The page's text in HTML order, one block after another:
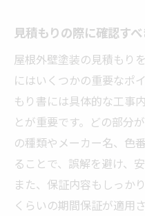
見積もりの際に確認す
屋根外壁塗装の見積もり
にはいくつかの重要なポ
もり書には具体的な工事
とが重要です。どの部分
の種類やメーカー名、色
ることで、誤解を避け、
また、保証内容もしっか
くらいの期間保証が適用